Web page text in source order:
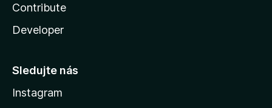
Contribute
Developer
Sledujte nás
Instagram